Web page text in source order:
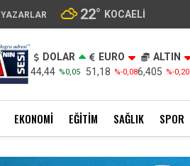
YAZARLAR 22° KOCAELI
DOLAR
44,44 %0,05
EURO
51,18 %-0,08
ALTIN
6,405 %-0,20
EKONOMI EĞITIM SAĞLIK SPOR